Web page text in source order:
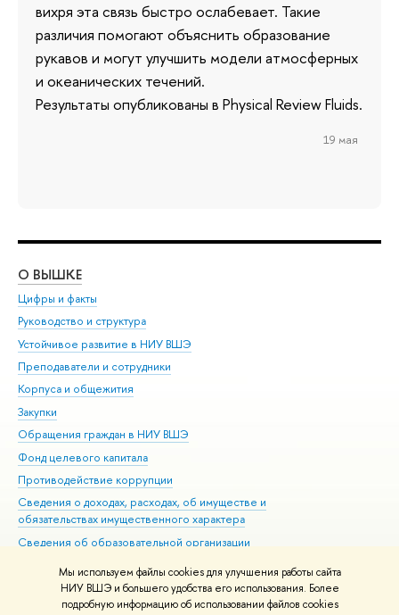
Мы используем файлы cookies для улучшения работы сайта
НИУ ВШЭ и большего удобства его использования. Более
подробную информацию об использовании файлов cookies
вихря эта связь быстро ослабевает. Такие
различия помогают объяснить образование
рукавов и могут улучшить модели атмосферных
и океанических течений.
Результаты опубликованы в Physical Review Fluids.
19 мая
О ВЫШКЕ
Цифры и факты
Руководство и структура
Устойчивое развитие в НИУ ВШЭ
Преподаватели и сотрудники
Корпуса и общежития
Закупки
Обращения граждан в НИУ ВШЭ
Фонд целевого капитала
Противодействие коррупции
Сведения о доходах, расходах, об имуществе и
обязательствах имущественного характера
Сведения об образовательной организации
Людям с ограниченными возможностями здоровья
Единая платежная страница
Работа в Вышке